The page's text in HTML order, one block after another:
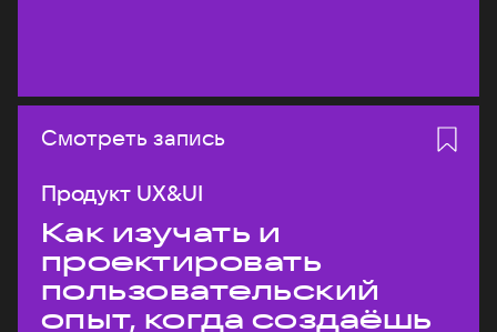
Смотреть запись
Продукт UX&UI
Как изучать и
проектировать
пользовательский
опыт, когда создаёшь